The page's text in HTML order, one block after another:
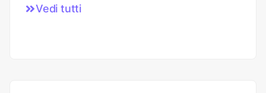
Vedi tutti